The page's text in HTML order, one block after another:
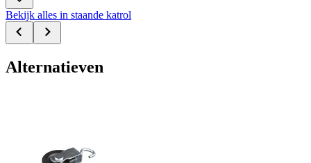
Bekijk alles in staande katrol
Alternatieven